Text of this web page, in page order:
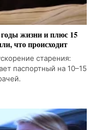
жизни и плюс 15
что происходит
старения:
паспортный на 10–15